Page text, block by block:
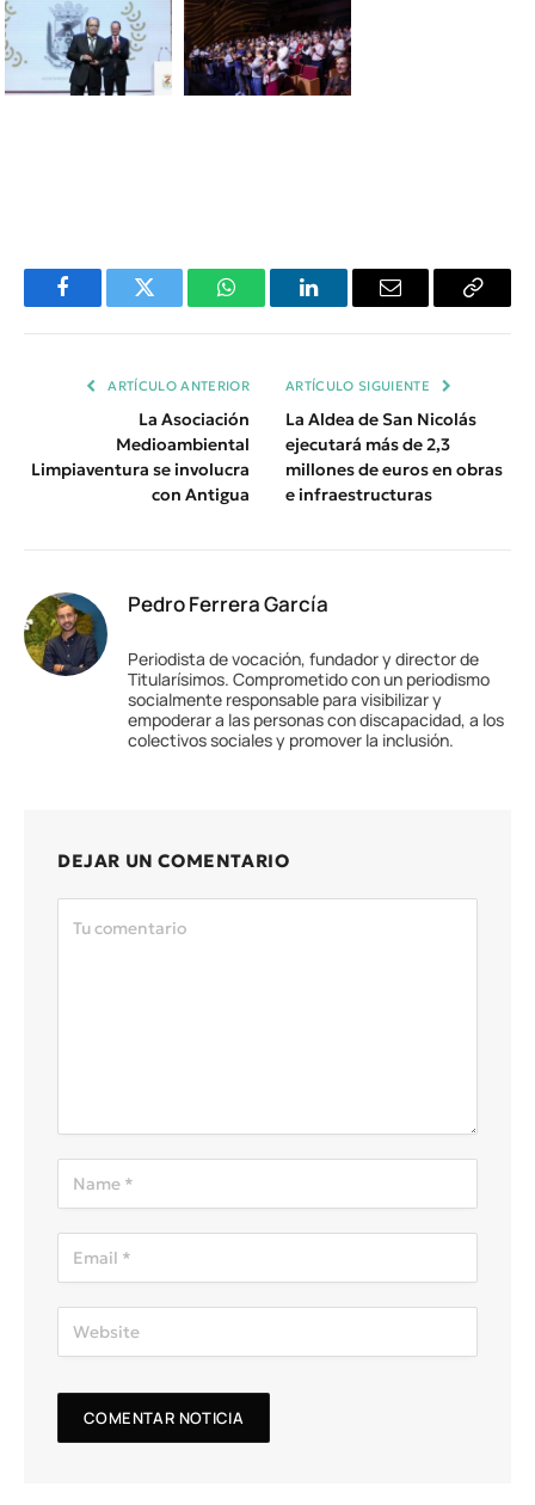
FacebookTwitter WhatsAppLinkedInEmail
Copiar
ARTÍCULO ANTERIOR
La Asociación
Medioambiental
Limpiaventura se involucra
con Antigua
ARTÍCULO SIGUIENTE
La Aldea de San Nicolás
ejecutará más de 2,3
millones de euros en obras
e infraestructuras
Pedro Ferrera García
Periodista de vocación, fundador y director de
Titularísimos. Comprometido con un periodismo
socialmente responsable para visibilizar y
empoderar a las personas con discapacidad, a los
colectivos sociales y promover la inclusión.
DEJAR UN COMENTARIO